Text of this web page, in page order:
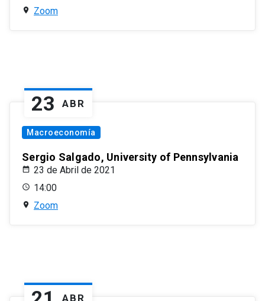
Zoom
23 ABR
Macroeconomía
Sergio Salgado, University of Pennsylvania
23 de Abril de 2021
14:00
Zoom
ABR